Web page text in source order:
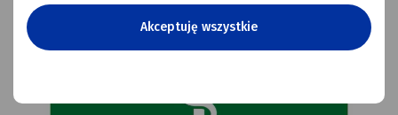
Akceptuję wszystkie